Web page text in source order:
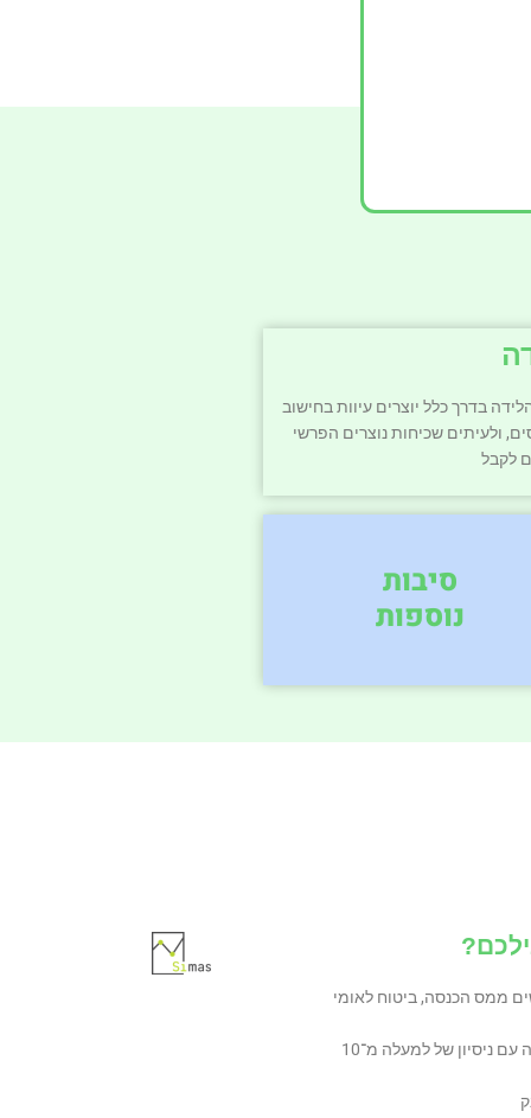
בדרך כלל יוצרים עיוות בחישוב
ולעיתים שכיחות נוצרים הפרשי
לקבל
סיבות
נוספות
ממס הכנסה, ביטוח לאומי
טיפול אישי ע"י רואה חשבון מומחה עם ניסיון של למעלה מ־10